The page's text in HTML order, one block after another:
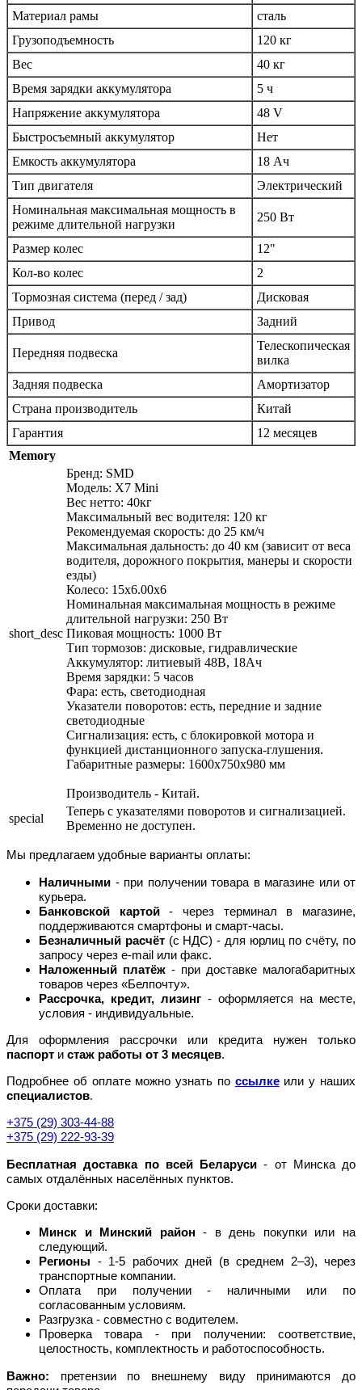
Материал рамы
сталь
Грузоподъемность
120 кг
Вес
40 кг
Время зарядки аккумулятора
5 ч
Напряжение аккумулятора
48 V
Быстросъемный аккумулятор
Нет
Емкость аккумулятора
18 Ач
Тип двигателя
Электрический
Номинальная максимальная мощность в
режиме длительной нагрузки
250 Вт
Размер колес
12"
Кол-во колес
2
Тормозная система (перед / зад)
Дисковая
Привод
Задний
Передняя подвеска
Телескопическая
вилка
Задняя подвеска
Амортизатор
Страна производитель
Китай
Гарантия
12 месяцев
Memory
short_desc
Бренд: SMD
Модель: X7 Mini
Вес нетто: 40кг
Максимальный вес водителя: 120 кг
Рекомендуемая скорость: до 25 км/ч
Максимальная дальность: до 40 км (зависит от веса
водителя, дорожного покрытия, манеры и скорости
езды)
Колесо: 15х6.00х6
Номинальная максимальная мощность в режиме
длительной нагрузки: 250 Вт
Пиковая мощность: 1000 Вт
Тип тормозов: дисковые, гидравлические
Аккумулятор: литиевый 48В, 18Ач
Время зарядки: 5 часов
Фара: есть, светодиодная
Указатели поворотов: есть, передние и задние
светодиодные
Сигнализация: есть, с блокировкой мотора и
функцией дистанционного запуска-глушения.
Габаритные размеры: 1600х750х980 мм
Производитель - Китай.
special
Теперь с указателями поворотов и сигнализацией.
Временно не доступен.
Мы предлагаем удобные варианты оплаты:
Наличными - при получении товара в магазине или от
курьера.
Банковской картой- через терминал в магазине,
поддерживаются смартфоны и смарт-часы.
Безналичный расчёт(с НДС) - для юрлиц по счёту, по
запросу через e-mail или факс.
Наложенный платёж - при доставке малогабаритных
товаров через «Белпочту».
Рассрочка, кредит, лизинг - оформляется на месте,
условия - индивидуальные.
Для оформления рассрочки или кредита нужен только
паспорт и стаж работы от 3 месяцев.
Подробнее об оплате можно узнать по ссылкеили у наших
специалистов.
+375 (29) 303-44-88
+375 (29) 222-93-39
Бесплатная доставка по всей Беларуси - от Минска до
самых отдалённых населённых пунктов.
Сроки доставки:
Минск и Минский район - в день покупки или на
следующий.
Регионы - 1-5 рабочих дней (в среднем 2–3), через
транспортные компании.
Оплата при получении - наличными или по
согласованным условиям.
Разгрузка - совместно с водителем.
Проверка товара - при получении: соответствие,
целостность, комплектность и работоспособность.
Важно: претензии по внешнему виду принимаются до